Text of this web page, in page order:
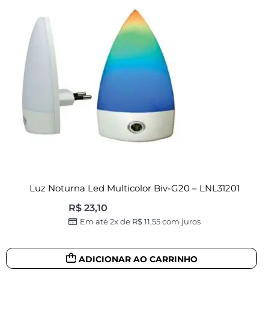
Luz Noturna Led Multicolor Biv-G20 – LNL31201
R$ 23,10
Em até 2x de R$11,55com juros
ADICIONAR AO CARRINHO